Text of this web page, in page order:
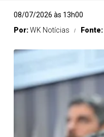
08/07/2026 às 13h00
Por:WK Notícias Fonte: